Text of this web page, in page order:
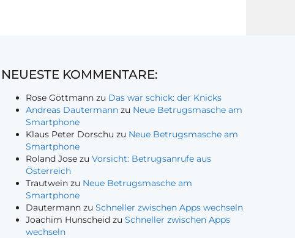
NEUESTE KOMMENTARE:
Rose Göttmann zu Das war schick: der Knicks
Andreas Dautermann zu Neue Betrugsmasche am
Smartphone
Klaus Peter Dorschu zu Neue Betrugsmasche am
Smartphone
Roland Jose zuVorsicht: Betrugsanrufe aus
Österreich
Trautwein zu Neue Betrugsmasche am
Smartphone
Dautermann zuSchneller zwischen Apps wechseln
Joachim Hunscheid zuSchneller zwischen Apps
wechseln